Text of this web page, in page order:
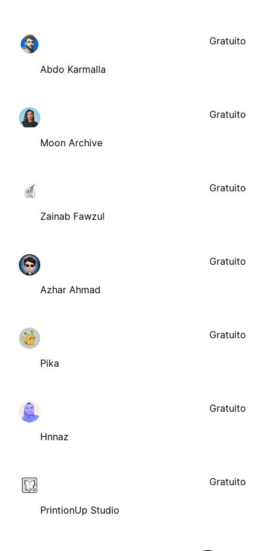
Abdo Karmalla
Gratuito
Moon Archive
Gratuito
Zainab Fawzul
Gratuito
Azhar Ahmad
Gratuito
Pika
Gratuito
Hnnaz
Gratuito
PrintionUp Studio
Gratuito